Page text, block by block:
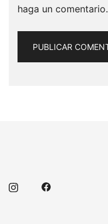
haga un comentario.